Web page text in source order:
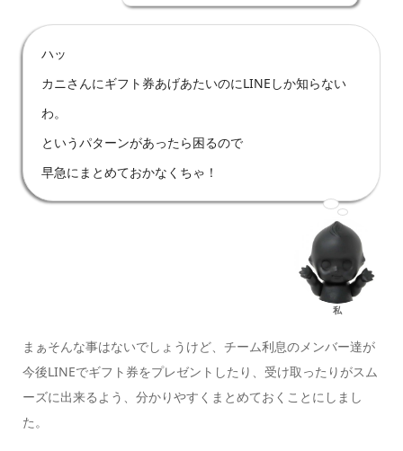
ハッ
カニさんにギフト券あげあたいのにLINEしか知らない
わ。
というパターンがあったら困るので
早急にまとめておかなくちゃ！
私
まぁそんな事はないでしょうけど、チーム利息のメンバー達が
今後LINEでギフト券をプレゼントしたり、受け取ったりがスム
ーズに出来るよう、分かりやすくまとめておくことにしまし
た。